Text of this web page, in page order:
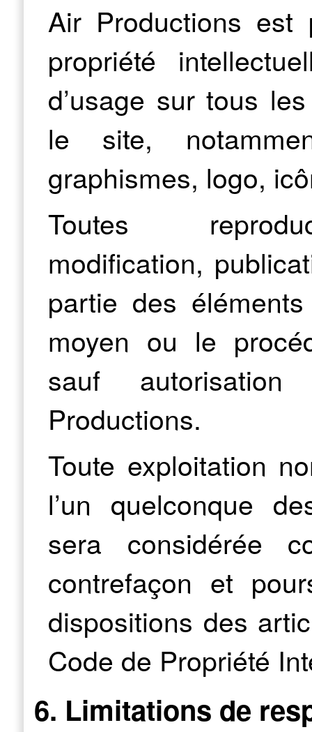
Air Productions est
propriété
d’usage sur tous
le site,
graphismes, logo,
Toutes
modification,
partie des
moyen ou le
sauf
Productions.
Toute exploitation
l’un quelconque
sera considérée
contrefaçon et
dispositions des
Code de Propriété
6. Limitations de